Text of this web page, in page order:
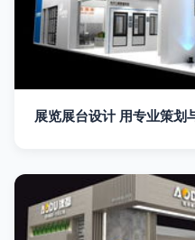
展览展台设计 用专业策划